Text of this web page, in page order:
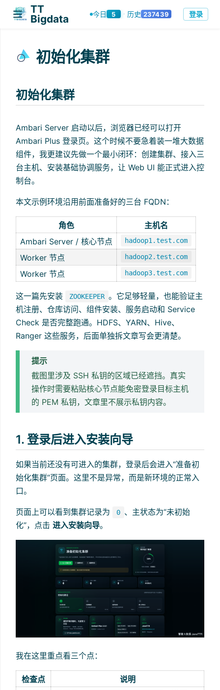
TT
Bigdata
今日 5 · 历史 237439 登录
初始化集群
初始化集群
Ambari Server 启动以后，浏览器已经可以打开
Ambari Plus 登录页。这个时候不要急着装一堆大数据
组件，我更建议先做一个最小闭环：创建集群、接入三
台主机、安装基础协调服务，让 Web UI 能正式进入控
制台。
本文示例环境沿用前面准备好的三台 FQDN：
角色
主机名
Ambari Server / 核心节点
hadoop1.test.com
Worker 节点 hadoop2.test.com
Worker 节点 hadoop3.test.com
这一篇先安装 ZOOKEEPER 。它足够轻量，也能验证主
机注册、仓库访问、组件安装、服务启动和 Service
Check 是否完整跑通。HDFS、YARN、Hive、
Ranger 这些服务，后面单独拆文章写会更清楚。
提示
截图里涉及 SSH 私钥的区域已经遮挡。真实
操作时需要粘贴核心节点能免密登录目标主机
的 PEM 私钥，文章里不展示私钥内容。
1. 登录后进入安装向导
如果当前还没有可进入的集群，登录后会进入“准备初
始化集群”页面。这里不是异常，而是新环境的正常入
口。
页面上可以看到集群记录为 0 、主状态为“未初始
化”，点击 进入安装向导。
我在这里重点看三个点：
检查点
说明